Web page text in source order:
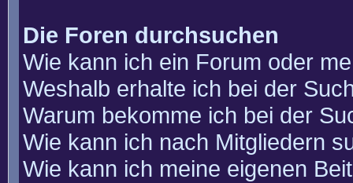
Die Foren durchsuchen
Wie kann ich ein Forum oder
Weshalb erhalte ich bei der
Warum bekomme ich bei der
Wie kann ich nach Mitgliedern
Wie kann ich meine eigenen